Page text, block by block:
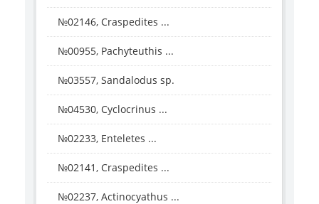
№02146, Craspedites ...
№00955, Pachyteuthis ...
№03557, Sandalodus sp.
№04530, Cyclocrinus ...
№02233, Enteletes ...
№02141, Craspedites ...
№02237, Actinocyathus ...